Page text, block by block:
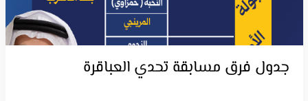
جدول فرق مسابقة تحدي العباقرة